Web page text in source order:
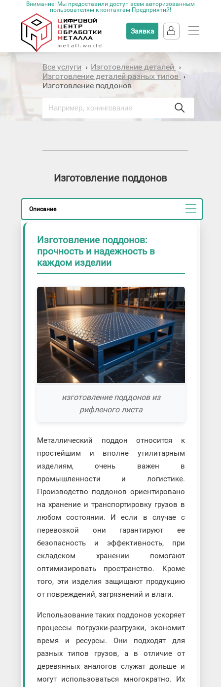
Внимание! Мы предоставили доступ всем авторизованным
пользователям к контактам Предприятий!
Заявка
Все услуги › Изготовление деталей ›
Изготовление деталей разных типов ›
Изготовление поддонов
Изготовление поддонов
Описание
Изготовление поддонов:
прочность и надежность в
каждом изделии
изготовление поддонов из
рифленого листа
Металлический поддон относится к
простейшим и вполне утилитарным
изделиям, очень важен в
промышленности и логистике.
Производство поддонов ориентировано
на хранение и транспортировку грузов в
любом состоянии. И если в случае с
перевозкой они гарантируют ее
безопасность и эффективность, при
складском хранении помогают
оптимизировать пространство. Кроме
того, эти изделия защищают продукцию
от повреждений, загрязнений и влаги.
Использование таких поддонов ускоряет
процессы погрузки-разгрузки, экономит
время и ресурсы. Они подходят для
разных типов грузов, а в отличие от
деревянных аналогов служат дольше и
могут использоваться многократно. Их